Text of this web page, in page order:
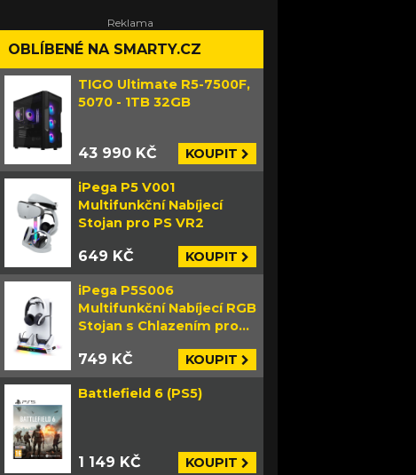
OBLÍBENÉ NA SMARTY.CZ
TIGO Ultimate R5-7500F,
5070 - 1TB 32GB
43 990 KČ KOUPIT
iPega P5 V001
Multifunkční Nabíjecí
Stojan pro PS VR2
649 KČ KOUPIT
iPega P5S006
Multifunkční Nabíjecí RGB
Stojan s Chlazením pro
749 KČ KOUPIT
Battlefield 6 (PS5)
1 149 KČ KOUPIT